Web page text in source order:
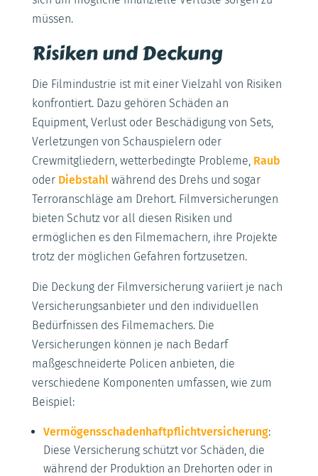
müssen.
Risiken und Deckung
Die Filmindustrie ist mit einer Vielzahl von Risiken
konfrontiert. Dazu gehören Schäden an
Equipment, Verlust oder Beschädigung von Sets,
Verletzungen von Schauspielern oder
Crewmitgliedern, wetterbedingte Probleme, Raub
oder Diebstahlwährend des Drehs und sogar
Terroranschläge am Drehort. Filmversicherungen
bieten Schutz vor all diesen Risiken und
ermöglichen es den Filmemachern, ihre Projekte
trotz der möglichen Gefahren fortzusetzen.
Die Deckung der Filmversicherung variiert je nach
Versicherungsanbieter und den individuellen
Bedürfnissen des Filmemachers. Die
Versicherungen können je nach Bedarf
maßgeschneiderte Policen anbieten, die
verschiedene Komponenten umfassen, wie zum
Beispiel:
Vermögensschadenhaftpflichtversicherung:
Diese Versicherung schützt vor Schäden, die
während der Produktion an Drehorten oder in